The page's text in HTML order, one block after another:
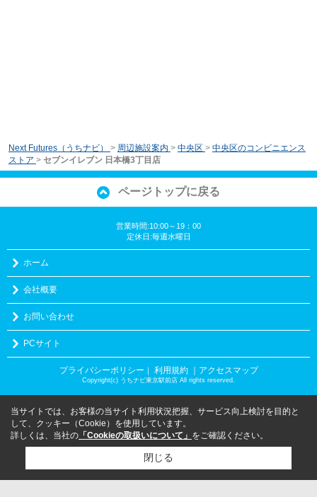
Next Futures（うちナビ） > 周辺施設案内 > 中央区 > 中央区のコンビニエンス
ストア > セブンイレブン 日本橋3丁目店
ページトップに戻る
営業時間:10:00～19：00
定休日:毎週水曜日
ホーム
会社概要
お問い合わせ
PCサイト
プライバシーポリシー ｜ 利用規約 ｜アクセスマップ
Copyright(c) うちナビ東京駅前店 All rights reserved.
当サイトでは、お客様の当サイト利用状況把握、サービス向上検討を目的と
して、クッキー（Cookie）を使用しています。
詳しくは、当社の 「Cookieの取扱いについて」 をご確認ください。
閉じる